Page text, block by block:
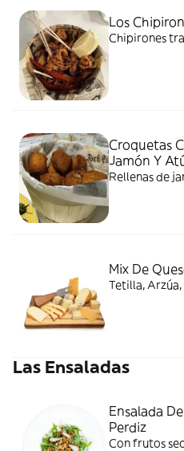
Los
Chipirones
Croquetas
Jamón Y
Rellenas de
Mix De
Tetilla,
Las Ensaladas
Ensalada
Perdiz
Con frutos